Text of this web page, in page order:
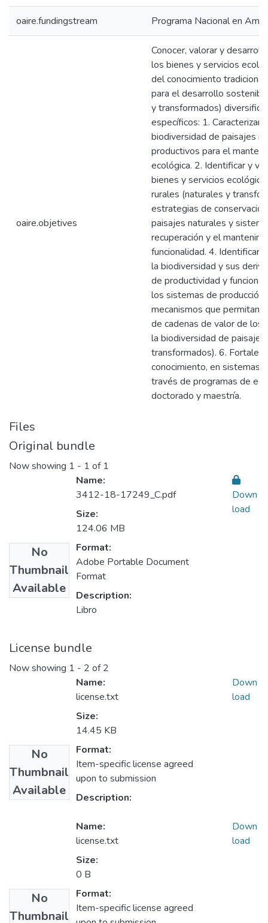
oaire.fundingstream Programa Nacional en
oaire.objetives
Conocer, valorar y
los bienes y servicios
del conocimiento
para el desarrollo
y transformados)
específicos: 1.
biodiversidad de paisajes
productivos para el
ecológica. 2. Identificar y
bienes y servicios
rurales (naturales y
estrategias de
paisajes naturales y
recuperación y el
funcionalidad. 4. Identificar
la biodiversidad y sus
de productividad y
los sistemas de
mecanismos que permitan
de cadenas de valor de los
la biodiversidad de
transformados). 6.
conocimiento, en sistemas
través de programas de
doctorado y maestría.
Files
Original bundle
Now showing 1 - 1 of 1
No
Thumbnail
Available
Name:
3412-18-17249_C.pdf
Size:
124.06 MB
Format:
Adobe Portable Document
Format
Description:
Libro
Down
load
License bundle
Now showing 1 - 2 of 2
No
Thumbnail
Available
Name:
license.txt
Size:
14.45 KB
Format:
Item-specific license agreed
upon to submission
Description:
Down
load
No
Thumbnail
Name:
license.txt
Size:
0 B
Format:
Item-specific license agreed
Down
load